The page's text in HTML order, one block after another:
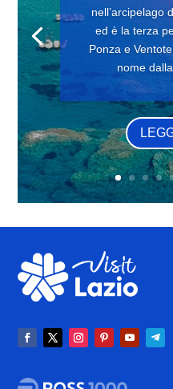
nell’arcipelago
ed è la terza
Ponza e
nome